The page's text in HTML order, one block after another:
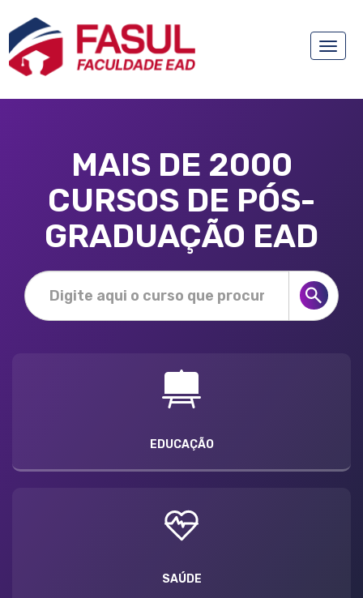
Toggle
MAIS DE 2000
CURSOS DE PÓS-
GRADUAÇÃO EAD
EDUCAÇÃO
SAÚDE